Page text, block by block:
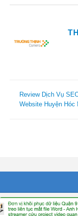
Review Dịch Vụ
Website Huyện Hóc